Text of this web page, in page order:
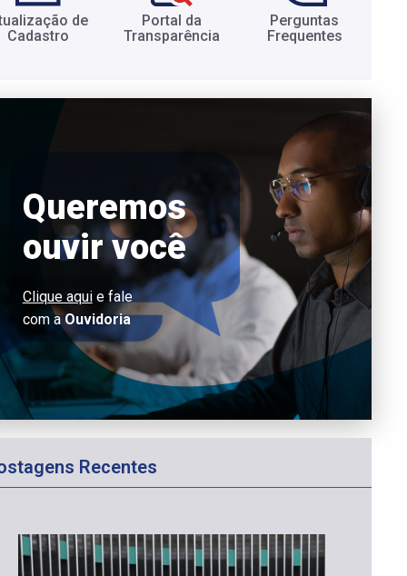
de
Cadastro​
Portal da
Transparência​
Perguntas
Frequentes​
Queremos
ouvir você
Clique aquie fale
com aOuvidoria
Recentes